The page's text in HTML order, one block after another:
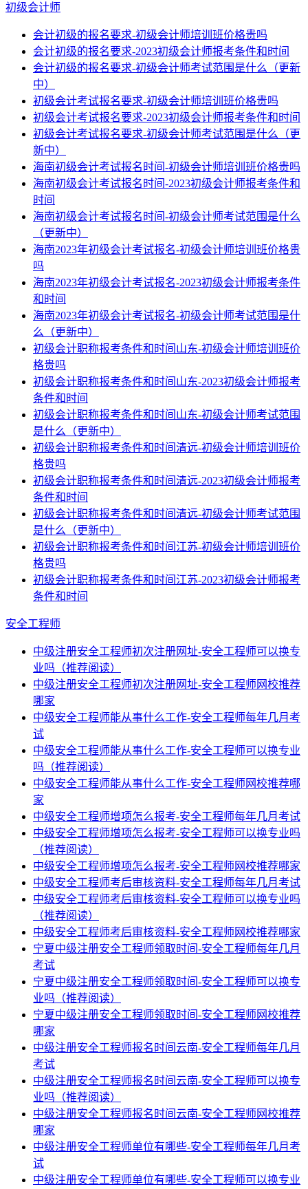
初级会计师
会计初级的报名要求-初级会计师培训班价格贵吗
会计初级的报名要求-2023初级会计师报考条件和时间
会计初级的报名要求-初级会计师考试范围是什么（更新
中）
初级会计考试报名要求-初级会计师培训班价格贵吗
初级会计考试报名要求-2023初级会计师报考条件和时间
初级会计考试报名要求-初级会计师考试范围是什么（更
新中）
海南初级会计考试报名时间-初级会计师培训班价格贵吗
海南初级会计考试报名时间-2023初级会计师报考条件和
时间
海南初级会计考试报名时间-初级会计师考试范围是什么
（更新中）
海南2023年初级会计考试报名-初级会计师培训班价格贵
吗
海南2023年初级会计考试报名-2023初级会计师报考条件
和时间
海南2023年初级会计考试报名-初级会计师考试范围是什
么（更新中）
初级会计职称报考条件和时间山东-初级会计师培训班价
格贵吗
初级会计职称报考条件和时间山东-2023初级会计师报考
条件和时间
初级会计职称报考条件和时间山东-初级会计师考试范围
是什么（更新中）
初级会计职称报考条件和时间清远-初级会计师培训班价
格贵吗
初级会计职称报考条件和时间清远-2023初级会计师报考
条件和时间
初级会计职称报考条件和时间清远-初级会计师考试范围
是什么（更新中）
初级会计职称报考条件和时间江苏-初级会计师培训班价
格贵吗
初级会计职称报考条件和时间江苏-2023初级会计师报考
条件和时间
安全工程师
中级注册安全工程师初次注册网址-安全工程师可以换专
业吗（推荐阅读）
中级注册安全工程师初次注册网址-安全工程师网校推荐
哪家
中级安全工程师能从事什么工作-安全工程师每年几月考
试
中级安全工程师能从事什么工作-安全工程师可以换专业
吗（推荐阅读）
中级安全工程师能从事什么工作-安全工程师网校推荐哪
家
中级安全工程师增项怎么报考-安全工程师每年几月考试
中级安全工程师增项怎么报考-安全工程师可以换专业吗
（推荐阅读）
中级安全工程师增项怎么报考-安全工程师网校推荐哪家
中级安全工程师考后审核资料-安全工程师每年几月考试
中级安全工程师考后审核资料-安全工程师可以换专业吗
（推荐阅读）
中级安全工程师考后审核资料-安全工程师网校推荐哪家
宁夏中级注册安全工程师领取时间-安全工程师每年几月
考试
宁夏中级注册安全工程师领取时间-安全工程师可以换专
业吗（推荐阅读）
宁夏中级注册安全工程师领取时间-安全工程师网校推荐
哪家
中级注册安全工程师报名时间云南-安全工程师每年几月
考试
中级注册安全工程师报名时间云南-安全工程师可以换专
业吗（推荐阅读）
中级注册安全工程师报名时间云南-安全工程师网校推荐
哪家
中级注册安全工程师单位有哪些-安全工程师每年几月考
试
中级注册安全工程师单位有哪些-安全工程师可以换专业